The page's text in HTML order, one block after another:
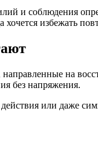
и соблюдения
избежать
на
без напряжения.
или даже